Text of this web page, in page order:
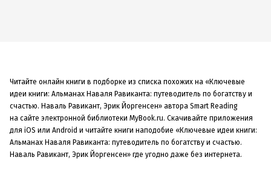
Читайте онлайн книги в подборке из списка похожих на «Ключевые
идеи книги: Альманах Наваля Равиканта: путеводитель по богатству и
счастью. Наваль Равикант, Эрик Йоргенсен» автора Smart Reading
на сайте электронной библиотеки MyBook.ru. Скачивайте приложения
для iOS или Android и читайте книги наподобие «Ключевые идеи книги:
Альманах Наваля Равиканта: путеводитель по богатству и счастью.
Наваль Равикант, Эрик Йоргенсен» где угодно даже без интернета.